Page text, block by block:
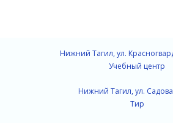
Нижний Тагил, ул.
Учебный центр
Нижний Тагил, ул.
Тир